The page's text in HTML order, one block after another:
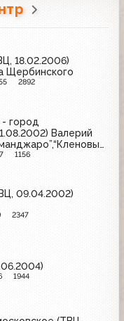
18.02.2006)
Щербинского
2892
- город
Валерий
1156
09.04.2002)
2347
1944